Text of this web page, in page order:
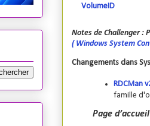
VolumeID
Notes de Challenger :
( Windows System
Changements dans
RDCMan
famille
Page